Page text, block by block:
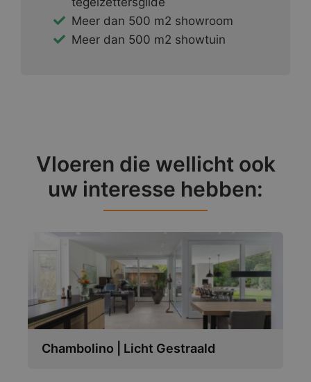
Meer dan 500 m2 showroom
Meer dan 500 m2 showtuin
Vloeren die wellicht ook
uw interesse hebben:
Chambolino | Licht Gestraald